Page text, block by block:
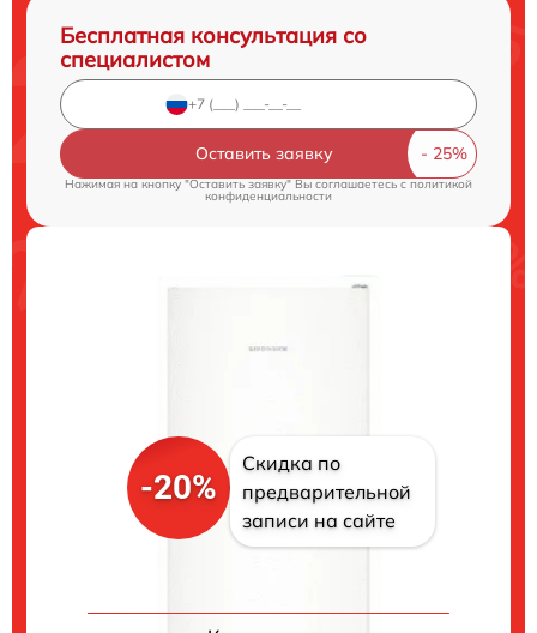
Бесплатная консультация со
специалистом
Оставить заявку
Нажимая на кнопку "Оставить заявку" Вы соглашаетесь cполитикой
конфиденциальности
-20%
Скидка по
предварительной
записи на сайте